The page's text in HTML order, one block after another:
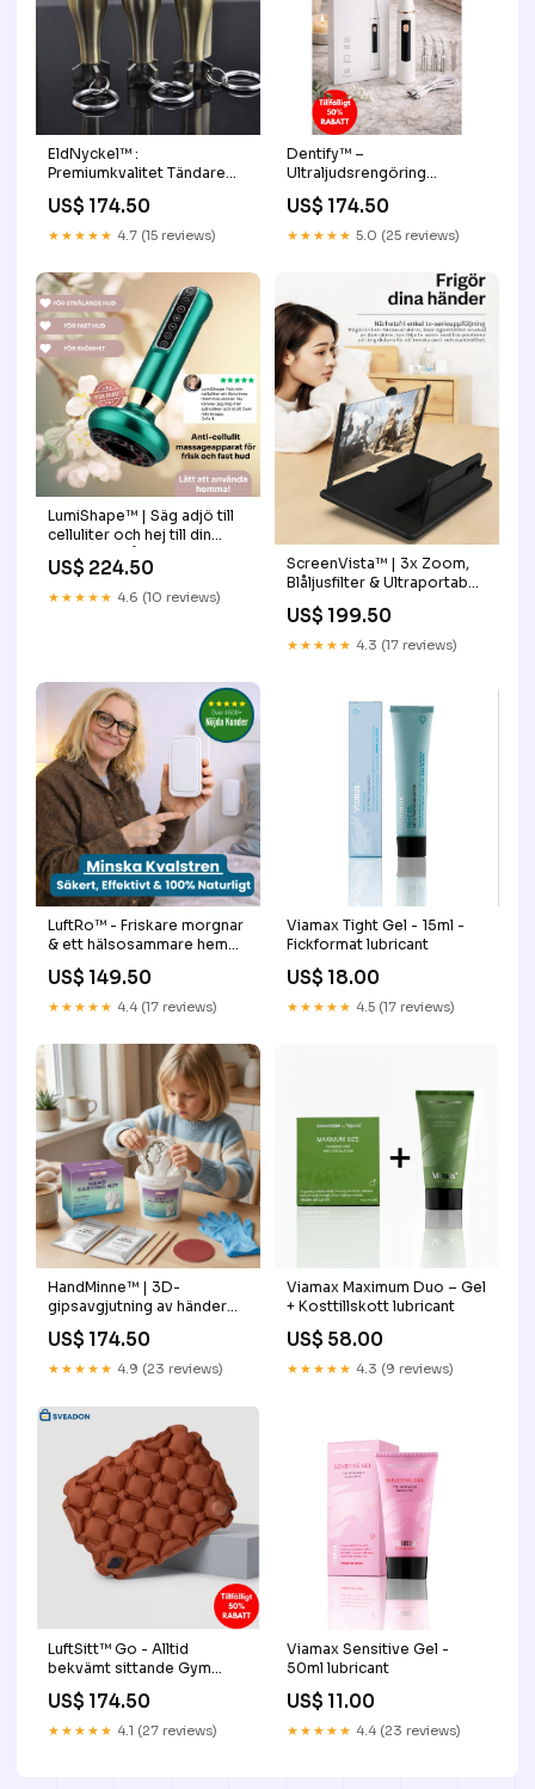
EldNyckel™ :
Premiumkvalitet Tändare
Nyckelring Eldstartare
pocket zitkussen
US$ 174.50
★★★★★ 4.7 (15 reviews)
Dentify™ –
Ultraljudsrengöring
afdichtmiddel
US$ 174.50
★★★★★ 5.0 (25 reviews)
LumiShape™ | Säg adjö till
celluliter och hej till din
bästa hud någonsin.
flashdrive
US$ 224.50
★★★★★ 4.6 (10 reviews)
ScreenVista™ | 3x Zoom,
Blåljusfilter & Ultraportabel
US$ 199.50
★★★★★ 4.3 (17 reviews)
LuftRo™ - Friskare morgnar
& ett hälsosammare hem
US$ 149.50
★★★★★ 4.4 (17 reviews)
Viamax Tight Gel - 15ml -
Fickformat lubricant
US$ 18.00
★★★★★ 4.5 (17 reviews)
HandMinne™ | 3D-
gipsavgjutning av händer
JULBELYSNING
US$ 174.50
★★★★★ 4.9 (23 reviews)
Viamax Maximum Duo – Gel
+ Kosttillskott lubricant
US$ 58.00
★★★★★ 4.3 (9 reviews)
LuftSitt™ Go - Alltid
bekvämt sittande Gym
US$ 174.50
★★★★★ 4.1 (27 reviews)
Viamax Sensitive Gel -
50ml lubricant
US$ 11.00
★★★★★ 4.4 (23 reviews)